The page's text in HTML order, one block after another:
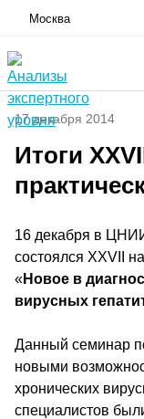
Москва
17 декабря 2014
Итоги
16 декабря в
состоялся XXVII
«Новое в
вирусных
Данный семинар
новыми
хронических
специалистов